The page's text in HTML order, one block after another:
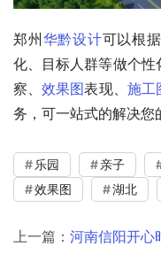
郑州 华黔设计可以根
化、目标人群等做个性
察、效果图表现、 施工
务，可一站式的解决您
乐园 亲子
效果图
湖北
上一篇： 河南信阳开心